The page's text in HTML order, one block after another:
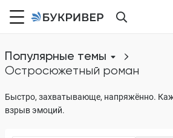
Популярные темы
остросюжетный роман
Быстро, захватывающе, напряжённо.
взрыв эмоций.